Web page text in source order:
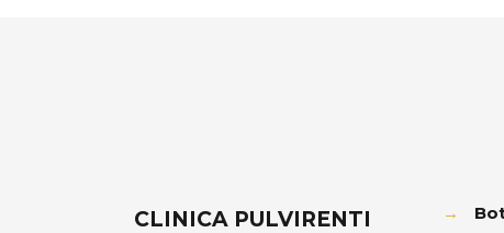
CLINICA PULVIRENTI →